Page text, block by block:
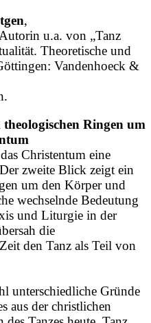
,
Autorin u.a. von „Tanz
Theoretische und
Vandenhoeck &
Ringen um
Christentum eine
zweite Blick zeigt ein
um den Körper und
wechselnde Bedeutung
und Liturgie in der
die
den Tanz als Teil von
unterschiedliche Gründe
aus der christlichen